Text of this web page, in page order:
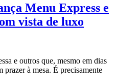
Menu Express e
vista de luxo
e outros que, mesmo em dias
prazer à mesa. É precisamente